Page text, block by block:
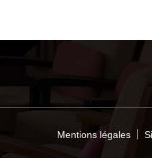
Mentions légales